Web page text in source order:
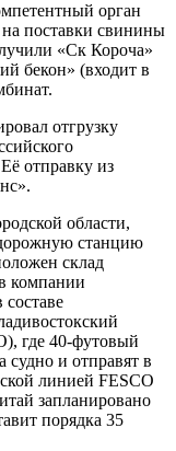
орган
на поставки свинины
«Ск Короча»
бекон» (входит в
отгрузку
отправку из
области,
станцию
склад
компании
где 40-футовый
судно и отправят в
линией FESCO
запланировано
порядка 35